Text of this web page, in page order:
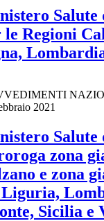
Salute
le Regioni
2021
Salute
zona
e zona
Sicilia e